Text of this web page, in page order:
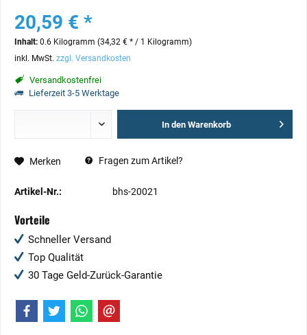
20,59 € *
Inhalt: 0.6 Kilogramm (34,32 € * / 1 Kilogramm)
inkl. MwSt. zzgl. Versandkosten
Versandkostenfrei
Lieferzeit 3-5 Werktage
In den Warenkorb
Merken Fragen zum Artikel?
Artikel-Nr.: bhs-20021
Vorteile
Schneller Versand
Top Qualität
30 Tage Geld-Zurück-Garantie